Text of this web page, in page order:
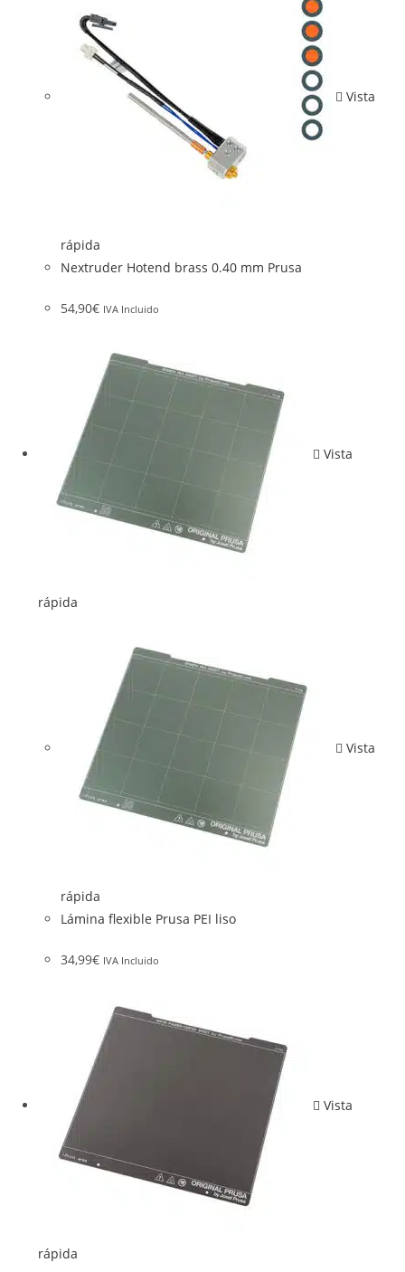
Vista
rápida
Nextruder Hotend brass 0.40 mm Prusa
54,90€ IVA Incluido
Vista
rápida
Vista
rápida
Lámina flexible Prusa PEI liso
34,99€ IVA Incluido
Vista
rápida